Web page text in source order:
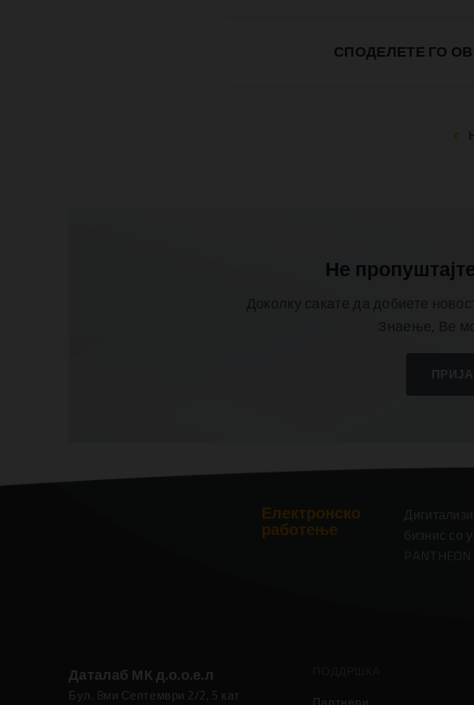
СПОДЕЛЕТЕ ГО
Не
Доколку сакате да добиете
Знаење, Ве
Електронско
работење
бизнис со
Даталаб МК д.о.о.е.л
Бул. 8ми Септември 2/2, 5 кат
Партнери